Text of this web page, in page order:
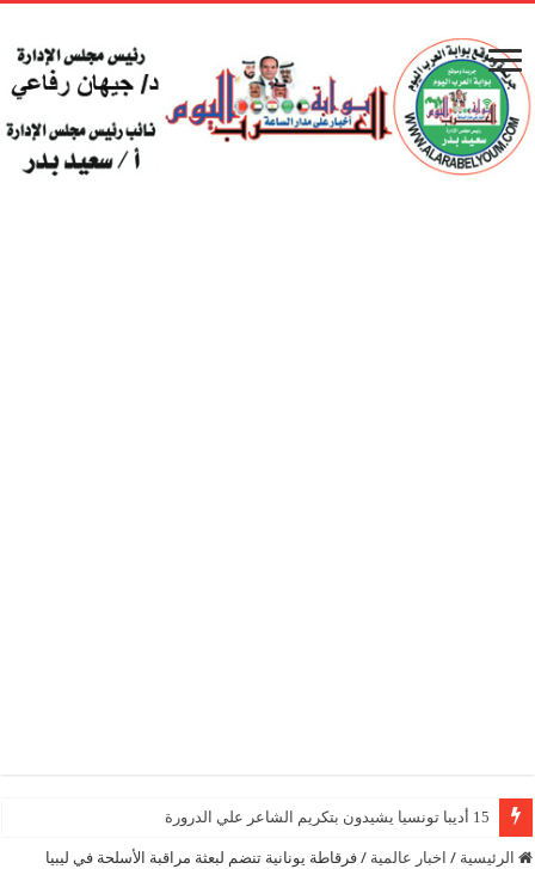
15 أديبا تونسيا يشيدون بتكريم الشاعر علي الدرورة
الرئيسية / اخبار عالمية / فرقاطة يونانية تنضم لبعثة مراقبة الأسلحة في ليبيا‎